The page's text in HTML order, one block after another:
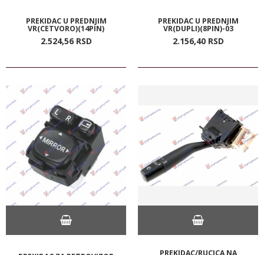
PREKIDAC U PREDNJIM
VR(CETVORO)(14PIN)
2.524,56 RSD
PREKIDAC U PREDNJIM
VR(DUPLI)(8PIN)-03
2.156,40 RSD
PREKIDAC/RUCICA NA